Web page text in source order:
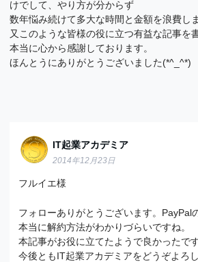
けでして、やり方が分からず
数年悩み続けて多大な時間と金額を浪費し
又このような皆様の役に立つ有益な記事を
本当に心から感謝しております。
ほんとうにありがとうございました(*^_^*)
IT起業アカデミア
2014年12月23日
フルイエ様
フォローありがとうございます。PayPal
本当に解約方法がわかりづらいですね。
本記事がお役に立てたようで良かったです
今後ともIT起業アカデミアをどうぞよろ